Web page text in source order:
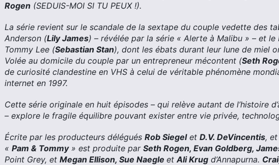
Rogen (SEDUIS-MOI SI TU PEUX !).
La série revient sur le scandale de la sextape du couple vedette des
Anderson (Lily James) – révélée par la série « Alerte à Malibu » – et
Tommy Lee (Sebastian Stan), dont les ébats durant leur lune de miel
Volée au domicile du couple par un entrepreneur mécontent (Seth
de curiosité clandestine en VHS à celui de véritable phénomène
internet en 1997.
Cette série originale en huit épisodes – qui relève autant de l’histoire
– explore le fragile équilibre pouvant exister entre vie privée,
Écrite par les producteurs délégués Rob Siegelet D.V. DeVincentis,
« Pam & Tommy» est produite par Seth Rogen, Evan Goldberg,
Point Grey, et Megan Ellison, Sue Naegle etAli Krug d’Annapurna.